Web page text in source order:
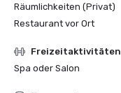
Räumlichkeiten (Privat)
Restaurant vor Ort
Freizeitaktivitäten
Spa oder Salon